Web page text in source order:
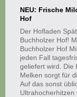
NEU: Frische
Hof
Der Hofladen
Buchholzer Hof!
Buchholzer Hof
jeden Fall
geliefert wird. Die
Melken sorgt für
Auf das sonst
Ultrahocherhitzen